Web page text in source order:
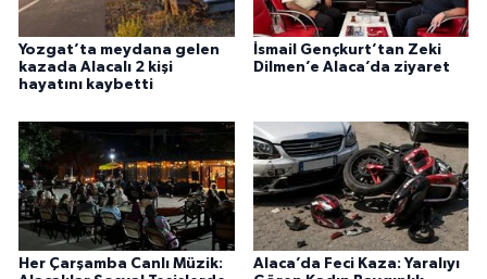
Yozgat’ta meydana gelen
kazada Alacalı 2 kişi
hayatını kaybetti
İsmail Gençkurt’tan Zeki
Dilmen’e Alaca’da ziyaret
Her Çarşamba Canlı Müzik:
Alaca’da Feci Kaza: Yaralıyı